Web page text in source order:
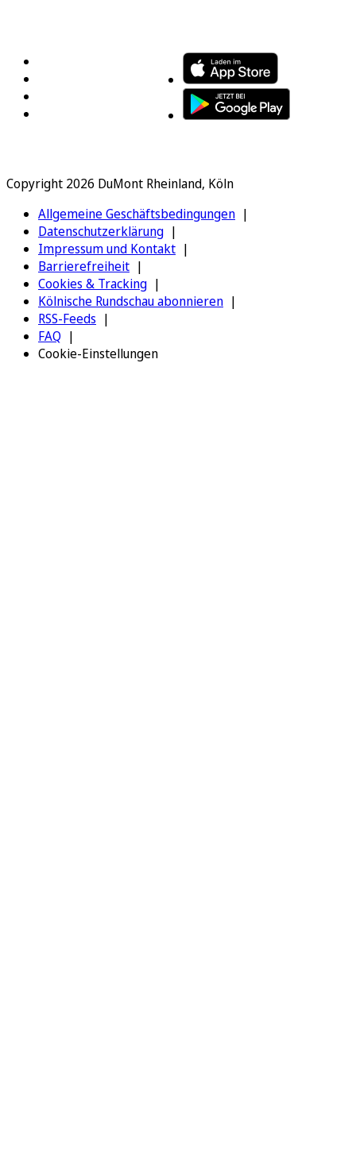
Copyright 2026 DuMont Rheinland, Köln
Allgemeine Geschäftsbedingungen
Datenschutzerklärung
Impressum und Kontakt
Barrierefreiheit
Cookies & Tracking
Kölnische Rundschau abonnieren
RSS-Feeds
FAQ
Cookie-Einstellungen